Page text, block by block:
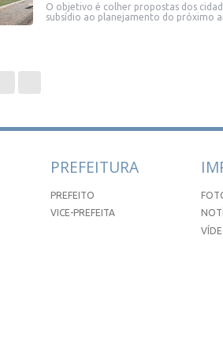
O objetivo é colher propostas dos
subsídio ao planejamento do próximo
PREFEITURA
PREFEITO
VICE-PREFEITA